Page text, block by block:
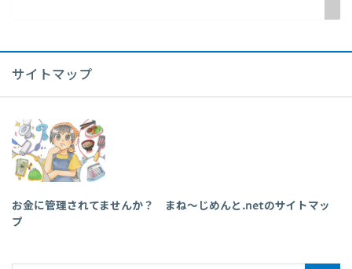
サイトマップ
お金に管理されてませんか？ まね～じめんと.netのサイトマッ
プ